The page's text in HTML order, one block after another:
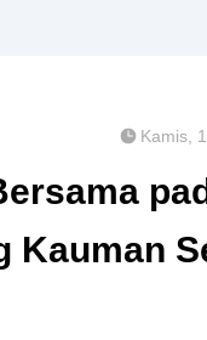
Kamis,
Kauman